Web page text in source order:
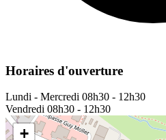
Horaires d'ouverture
Lundi - Mercredi 08h30 - 12h30
Vendredi 08h30 - 12h30
+